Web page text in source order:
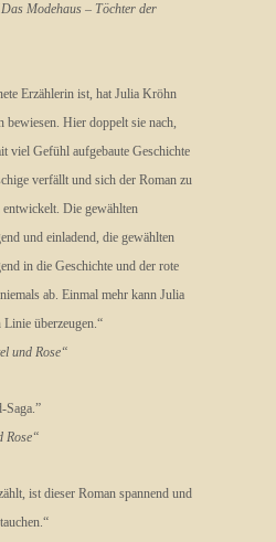
Modehaus – Töchter der
Erzählerin ist, hat Julia Kröhn
bewiesen. Hier doppelt sie nach,
viel Gefühl aufgebaute Geschichte
verfällt und sich der Roman zu
entwickelt. Die gewählten
und einladend, die gewählten
in die Geschichte und der rote
ab. Einmal mehr kann Julia
überzeugen.“
und Rose“
Saga.”
Rose“
ist dieser Roman spannend und